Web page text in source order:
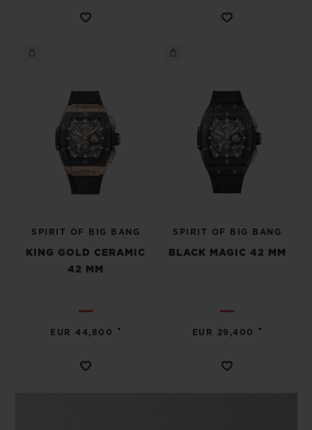
SPIRIT OF BIG BANG
KING GOLD CERAMIC
42 MM
EUR 44,800 •
SPIRIT OF BIG BANG
BLACK MAGIC 42 MM
EUR 29,400 •